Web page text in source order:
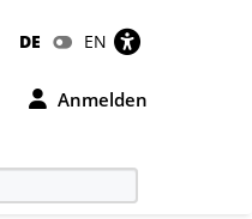
DE EN
Anmelden